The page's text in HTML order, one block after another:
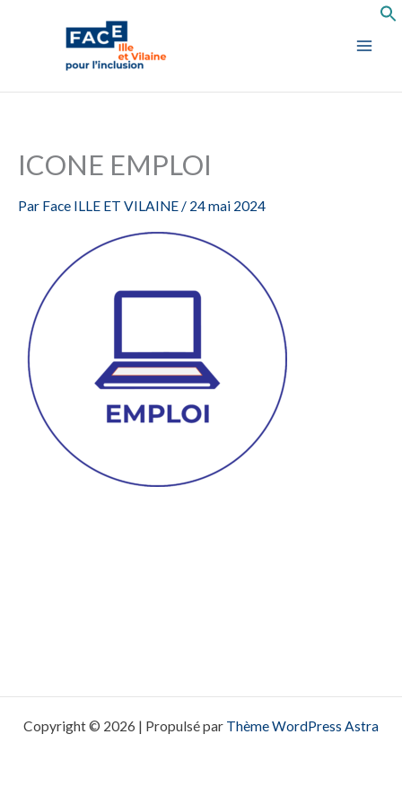
ICONE EMPLOI
Par Face ILLE ET VILAINE / 24 mai 2024
Copyright © 2026 | Propulsé par Thème WordPress Astra